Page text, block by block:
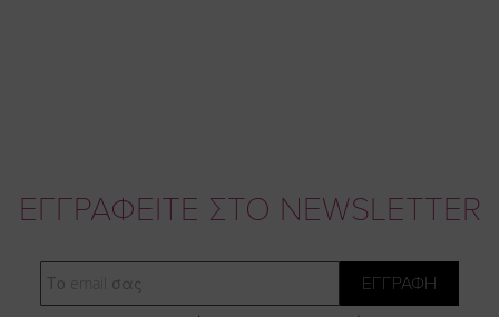
ΕΓΓΡΑΦΕΙΤΕ ΣΤΟ NEWSLETTER
Email
ΕΓΓΡΑΦΗ